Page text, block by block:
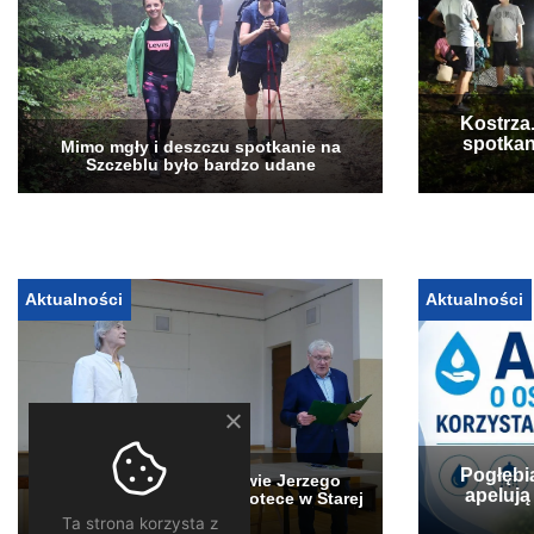
Mimo mgły i deszczu spotkanie na
Szczeblu było bardzo udane
Aktualności
„Stary Sącz” w obiektywie Jerzego
Jędrysa – wystawa w bibliotece w Starej
Wsi
Aktualności
apelują
Ta strona korzysta z